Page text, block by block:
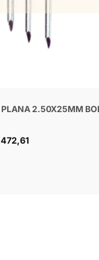
PLANA 2.50X25MM